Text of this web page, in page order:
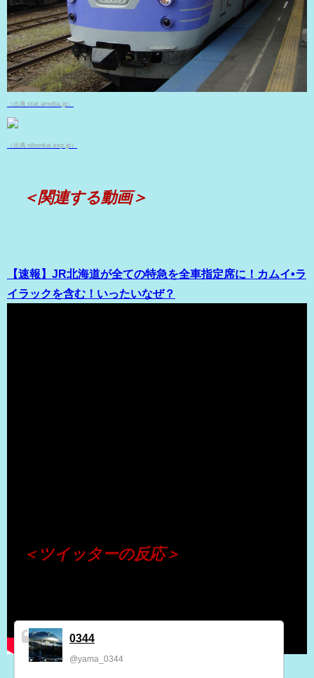
（出典 stat.ameba.jp）
（出典 nihonkai.exp.jp）
＜関連する動画＞
【速報】JR北海道が全ての特急を全車指定席に！カムイ•ラ
イラックを含む！いったいなぜ？
＜ツイッターの反応＞
0344
@yama_0344